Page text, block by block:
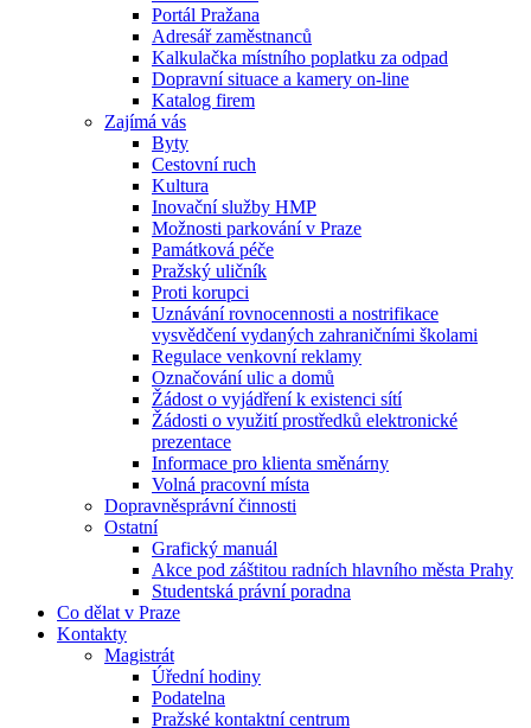
Portál Pražana
Adresář zaměstnanců
Kalkulačka místního poplatku za odpad
Dopravní situace a kamery on-line
Katalog firem
Zajímá vás
Byty
Cestovní ruch
Kultura
Inovační služby HMP
Možnosti parkování v Praze
Památková péče
Pražský uličník
Proti korupci
Uznávání rovnocennosti a nostrifikace
vysvědčení vydaných zahraničními školami
Regulace venkovní reklamy
Označování ulic a domů
Žádost o vyjádření k existenci sítí
Žádosti o využití prostředků elektronické
prezentace
Informace pro klienta směnárny
Volná pracovní místa
Dopravněsprávní činnosti
Ostatní
Grafický manuál
Akce pod záštitou radních hlavního města Prahy
Studentská právní poradna
Co dělat v Praze
Kontakty
Magistrát
Úřední hodiny
Podatelna
Pražské kontaktní centrum